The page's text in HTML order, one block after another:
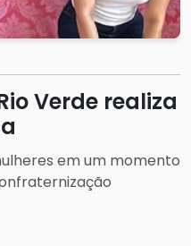
Verde realiza
em um momento